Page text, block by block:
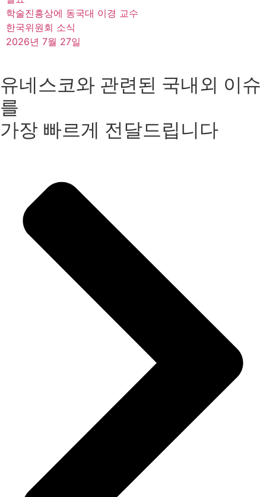
학술진흥상에 동국대 이경 교수
한국위원회 소식
2026년 7월 27일
유네스코와 관련된 국내외 이슈
를
가장 빠르게 전달드립니다